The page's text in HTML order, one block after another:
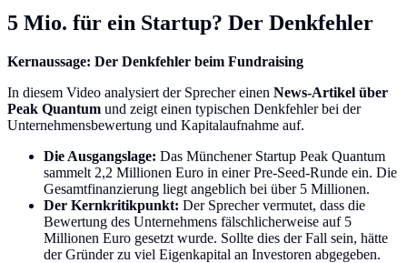
5 Mio. für ein Startup? Der Denkfehler
Kernaussage: Der Denkfehler beim Fundraising
In diesem Video analysiert der Sprecher einen News-Artikel über
Peak Quantum und zeigt einen typischen Denkfehler bei der
Unternehmensbewertung und Kapitalaufnahme auf.
Die Ausgangslage: Das Münchener Startup Peak Quantum
sammelt 2,2 Millionen Euro in einer Pre-Seed-Runde ein. Die
Gesamtfinanzierung liegt angeblich bei über 5 Millionen.
Der Kernkritikpunkt: Der Sprecher vermutet, dass die
Bewertung des Unternehmens fälschlicherweise auf 5
Millionen Euro gesetzt wurde. Sollte dies der Fall sein, hätte
der Gründer zu viel Eigenkapital an Investoren abgegeben.